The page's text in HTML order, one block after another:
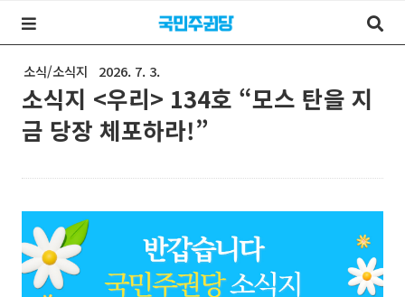
소식/소식지 2026. 7. 3.
소식지 <우리> 134호 “모스 탄을 지
금 당장 체포하라!”